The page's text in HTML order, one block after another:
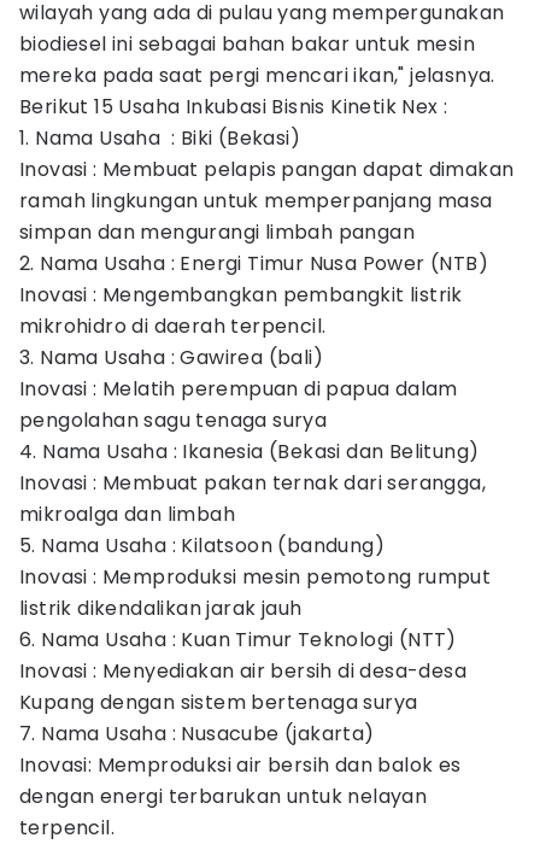
wilayah yang ada di pulau yang mempergunakan
biodiesel ini sebagai bahan bakar untuk mesin
mereka pada saat pergi mencari ikan," jelasnya.
Berikut 15 Usaha Inkubasi Bisnis Kinetik Nex :
1. Nama Usaha : Biki (Bekasi)
Inovasi : Membuat pelapis pangan dapat dimakan
ramah lingkungan untuk memperpanjang masa
simpan dan mengurangi limbah pangan
2. Nama Usaha : Energi Timur Nusa Power (NTB)
Inovasi : Mengembangkan pembangkit listrik
mikrohidro di daerah terpencil.
3. Nama Usaha : Gawirea (bali)
Inovasi : Melatih perempuan di papua dalam
pengolahan sagu tenaga surya
4. Nama Usaha : Ikanesia (Bekasi dan Belitung)
Inovasi : Membuat pakan ternak dari serangga,
mikroalga dan limbah
5. Nama Usaha : Kilatsoon (bandung)
Inovasi : Memproduksi mesin pemotong rumput
listrik dikendalikan jarak jauh
6. Nama Usaha : Kuan Timur Teknologi (NTT)
Inovasi : Menyediakan air bersih di desa-desa
Kupang dengan sistem bertenaga surya
7. Nama Usaha : Nusacube (jakarta)
Inovasi: Memproduksi air bersih dan balok es
dengan energi terbarukan untuk nelayan
terpencil.